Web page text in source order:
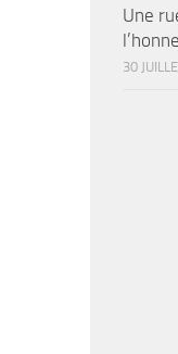
Une
30